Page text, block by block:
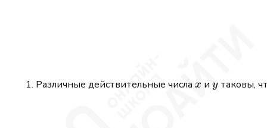
Различные действительные числаx
x и y
yтаковы,